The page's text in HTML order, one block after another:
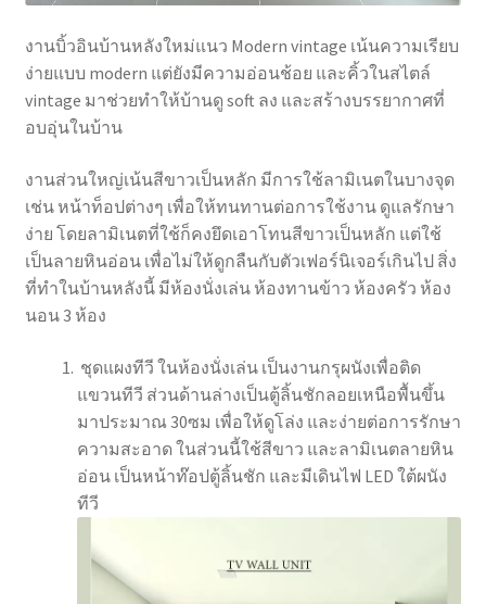
งานบิ้วอินบ้านหลังใหม่แนว Modern vintage เน้นความเรียบ
ง่ายแบบ modern แต่ยังมีความอ่อนช้อย และคิ้วในสไตล์
vintage มาช่วยทำให้บ้านดู soft ลง และสร้างบรรยากาศที่
อบอุ่นในบ้าน
งานส่วนใหญ่เน้นสีขาวเป็นหลัก มีการใช้ลามิเนตในบางจุด
เช่น หน้าท็อปต่างๆ เพื่อให้ทนทานต่อการใช้งาน ดูแลรักษา
ง่าย โดยลามิเนตที่ใช้ก็คงยึดเอาโทนสีขาวเป็นหลัก แต่ใช้
เป็นลายหินอ่อน เพื่อไม่ให้ดูกลืนกับตัวเฟอร์นิเจอร์เกินไป สิ่ง
ที่ทำในบ้านหลังนี้ มีห้องนั่งเล่น ห้องทานข้าว ห้องครัว ห้อง
นอน 3 ห้อง
ชุดแผงทีวี ในห้องนั่งเล่น เป็นงานกรุผนังเพื่อติด
แขวนทีวี ส่วนด้านล่างเป็นตู้ลิ้นชักลอยเหนือพื้นขึ้น
มาประมาณ 30ซม เพื่อให้ดูโล่ง และง่ายต่อการรักษา
ความสะอาด ในส่วนนี้ใช้สีขาว และลามิเนตลายหิน
อ่อน เป็นหน้าท๊อปตู้ลิ้นชัก และมีเดินไฟ LED ใต้ผนัง
ทีวี